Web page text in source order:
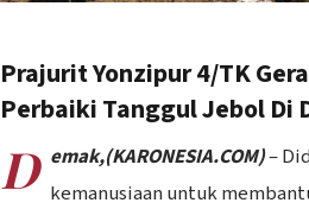
Prajurit Yonzipur 4/TK
Perbaiki Tanggul Jebol Di
D emak,(KARONESIA.COM)–
kemanusiaan untuk